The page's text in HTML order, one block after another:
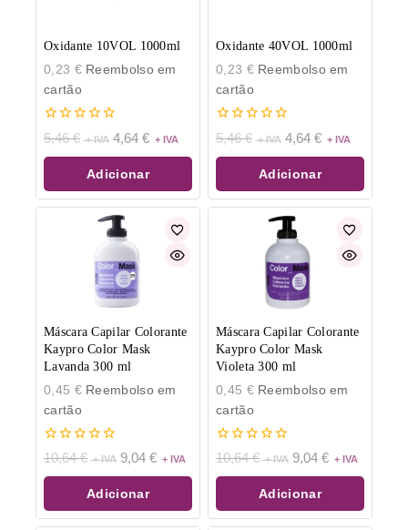
Oxidante 10VOL 1000ml
0,23 €Reembolso em
cartão
0
de
5
5,46€ 4,64 €
Adicionar
Oxidante 40VOL 1000ml
0,23 €Reembolso em
cartão
0
de
5
5,46€ 4,64 €
Adicionar
Máscara Capilar Colorante
Kaypro Color Mask
Lavanda 300 ml
0,45 €Reembolso em
cartão
0
de
5
10,64€ 9,04 €
Adicionar
Máscara Capilar Colorante
Kaypro Color Mask
Violeta 300 ml
0,45 €Reembolso em
cartão
0
de
5
10,64€ 9,04 €
Adicionar